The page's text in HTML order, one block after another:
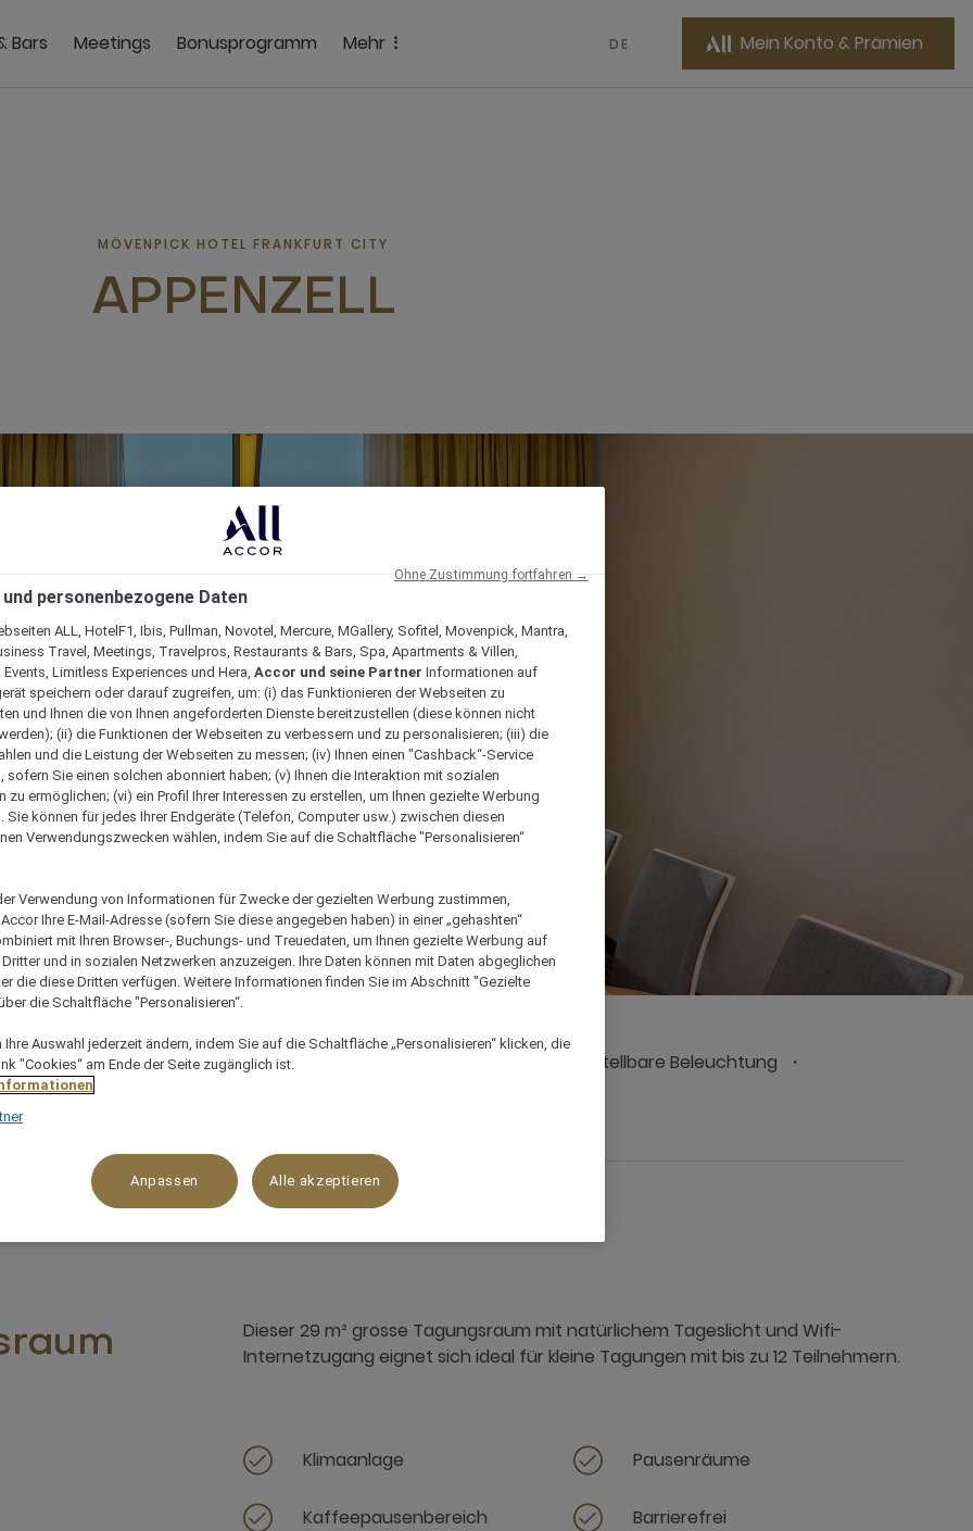
Bars Meetings Bonusprogramm Mehr DE Mein Konto & Prämien
MÖVENPICK HOTEL FRANKFURT CITY
APPENZELL
Ideal für geschäftliche Tagungen
Individuell einstellbare Beleuchtung
Lage in der 7. Etage mit Zugang zu unserer Dachterrasse
Dieser 29 m² grosse Tagungsraum mit natürlichem Tageslicht und Wifi-
Internetzugang eignet sich ideal für kleine Tagungen mit bis zu 12 Teilnehmern.
Klimaanlage Pausenräume
Kaffeepausenbereich Barrierefrei
personenbezogene Daten
ALL, HotelF1, Ibis, Pullman, Novotel, Mercure, MGallery, Sofitel, Movenpick, Mantra,
Travel, Meetings, Travelpros, Restaurants & Bars, Spa, Apartments & Villen,
Limitless Experiences und Hera, Accor und seine Partner Informationen auf
speichern oder darauf zugreifen, um: (i) das Funktionieren der Webseiten zu
und Ihnen die von Ihnen angeforderten Dienste bereitzustellen (diese können nicht
(ii) die Funktionen der Webseiten zu verbessern und zu personalisieren; (iii) die
und die Leistung der Webseiten zu messen; (iv) Ihnen einen "Cashback“-Service
sofern Sie einen solchen abonniert haben; (v) Ihnen die Interaktion mit sozialen
zu ermöglichen; (vi) ein Profil Ihrer Interessen zu erstellen, um Ihnen gezielte Werbung
Sie können für jedes Ihrer Endgeräte (Telefon, Computer usw.) zwischen diesen
Verwendungszwecken wählen, indem Sie auf die Schaltfläche "Personalisieren“
Verwendung von Informationen für Zwecke der gezielten Werbung zustimmen,
Ihre E-Mail-Adresse (sofern Sie diese angegeben haben) in einer „gehashten“
mit Ihren Browser-, Buchungs- und Treuedaten, um Ihnen gezielte Werbung auf
und in sozialen Netzwerken anzuzeigen. Ihre Daten können mit Daten abgeglichen
die diese Dritten verfügen. Weitere Informationen finden Sie im Abschnitt "Gezielte
die Schaltfläche "Personalisieren“.
Ihre Auswahl jederzeit ändern, indem Sie auf die Schaltfläche „Personalisieren“ klicken, die
"Cookies“ am Ende der Seite zugänglich ist.
Anpassen Alle akzeptieren
Ohne Zustimmung fortfahren →